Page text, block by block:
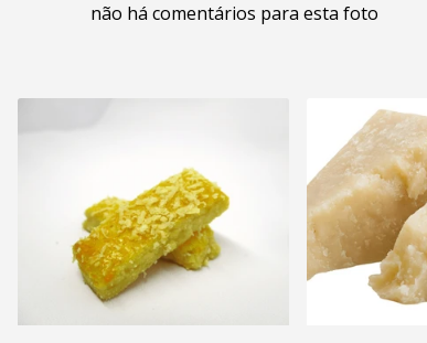
não há comentários para esta foto